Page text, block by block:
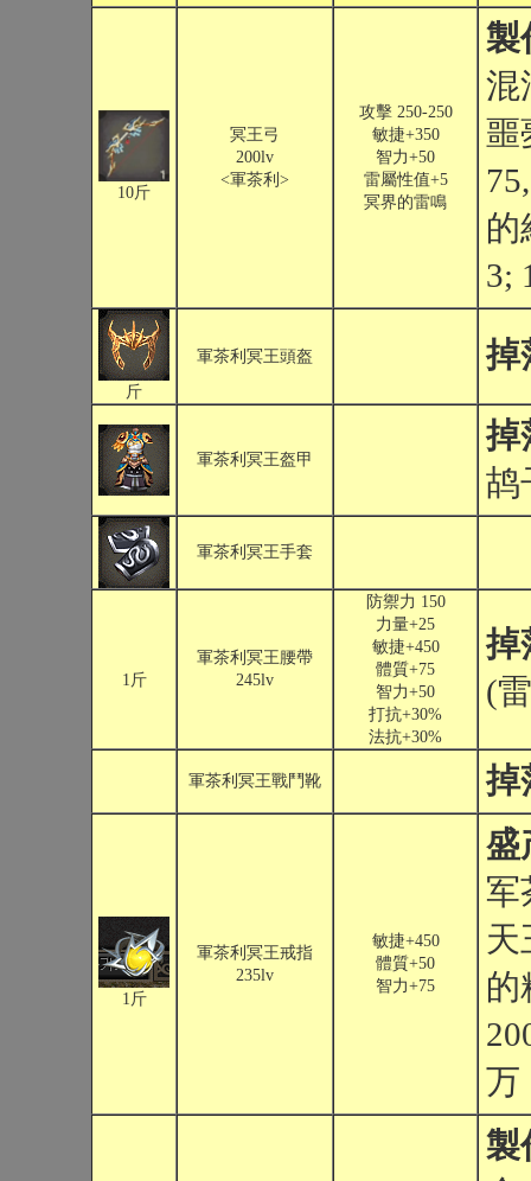
10斤
冥王弓
200lv
<軍茶利>
攻擊 250-250
敏捷+350
智力+50
雷屬性值+5
冥界的雷鳴
製
混
噩
的
3;
斤
軍茶利冥王頭盔 掉
軍茶利冥王盔甲
掉
鸪
軍茶利冥王手套
1斤
軍茶利冥王腰帶
245lv
防禦力 150
力量+25
敏捷+450
體質+75
智力+50
打抗+30%
法抗+30%
掉
(
軍茶利冥王戰鬥靴 掉
1斤
軍茶利冥王戒指
235lv
敏捷+450
體質+50
智力+75
盛
军
天
的
万
製